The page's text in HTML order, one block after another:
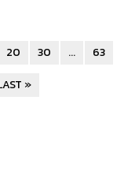
20 30 ...
63
»